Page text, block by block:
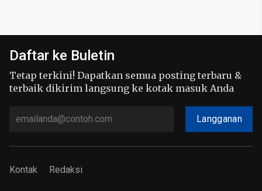
Daftar ke Buletin
Tetap terkini! Dapatkan semua posting terbaru &
terbaik dikirim langsung ke kotak masuk Anda
Langganan
Kontak Redaksi